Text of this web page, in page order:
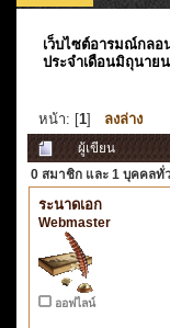
เว็บไซต์อารมณ์กลอ
ประจำเดือนมิถุนา
หน้า: [1] ลงล่าง
ผู้เขียน
0 สมาชิก และ 1 บุคคลทั่
ระนาดเอก
Webmaster
ออฟไลน์